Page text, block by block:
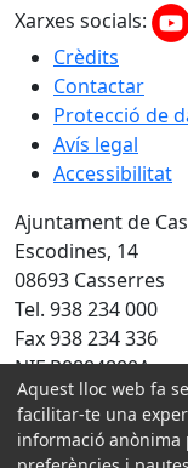
Xarxes socials:
Crèdits
Contactar
Protecció de
Avís legal
Accessibilitat
Ajuntament de
Escodines, 14
08693 Casserres
Tel. 938 234 000
Fax 938 234 336
NIF P0804800A
Amb la
Aquest lloc web fa
facilitar-te una
informació anònima